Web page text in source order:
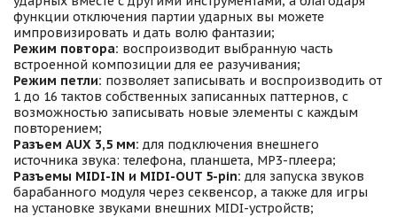
функции отключения партии ударных вы можете
импровизировать и дать волю фантазии;
Режим повтора: воспроизводит выбранную часть
встроенной композиции для ее разучивания;
Режим петли: позволяет записывать и воспроизводить от
1 до 16 тактов собственных записанных паттернов, с
возможностью записывать новые элементы с каждым
повторением;
Разъем AUX 3,5 мм: для подключения внешнего
источника звука: телефона, планшета, MP3-плеера;
Разъемы MIDI-IN и MIDI-OUT 5-pin: для запуска звуков
барабанного модуля через секвенсор, а также для игры
на установке звуками внешних MIDI-устройств;